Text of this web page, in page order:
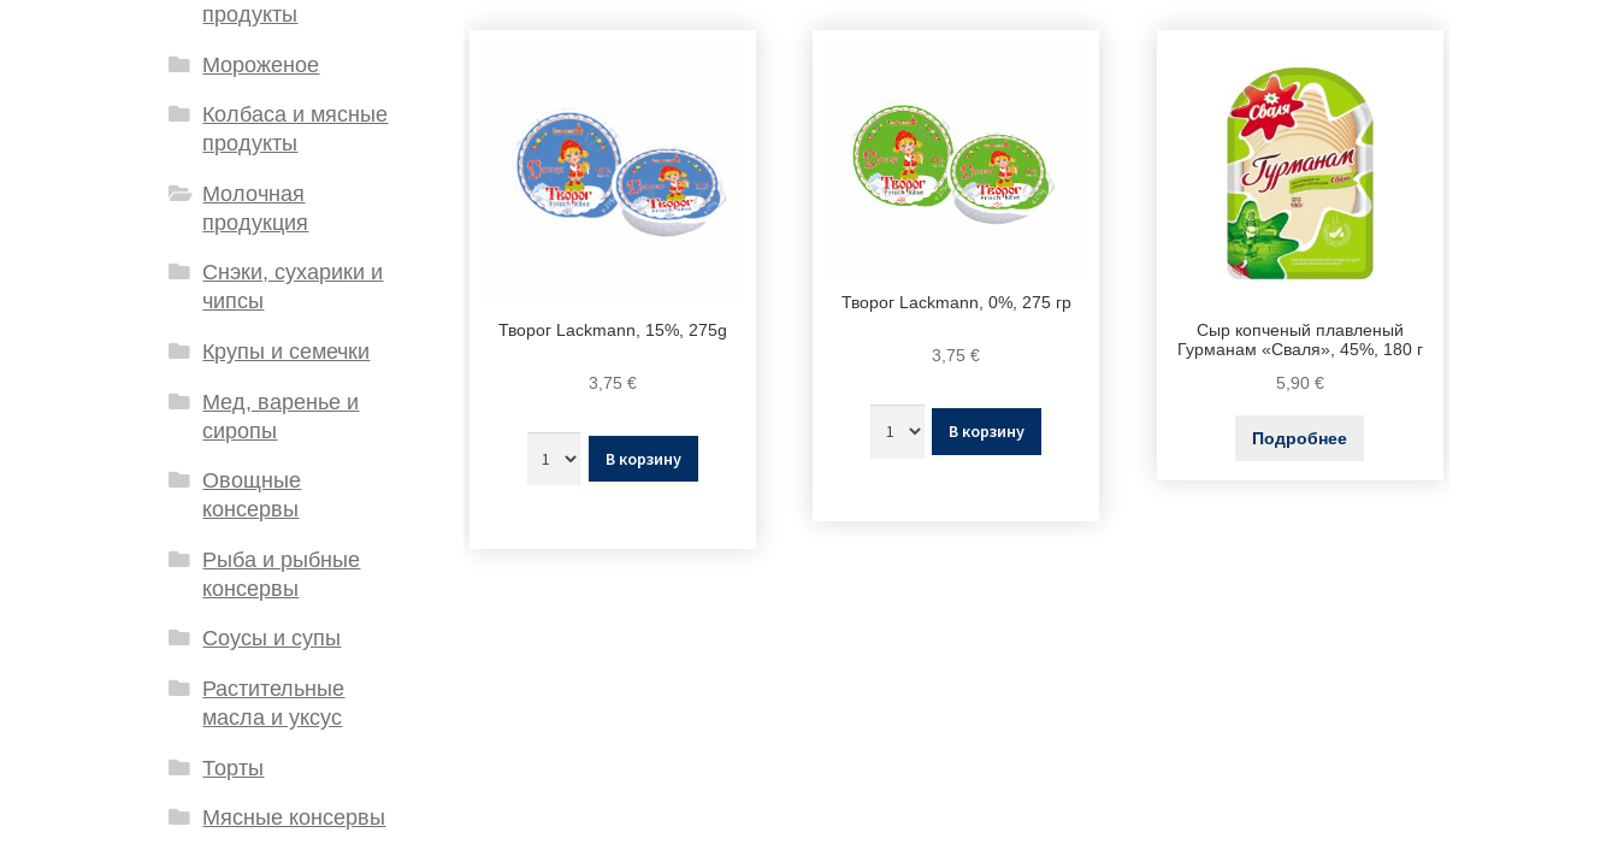
Творог Lackmann, 15%, 275g
3,75 €
В корзину
Творог Lackmann, 0%, 275 гр
3,75€
В корзину
Сыр копченый плавленый
Гурманам «Сваля», 45%, 180 г
5,90 €
Подробнее
продукты
Мороженое
Колбаса и мясные
продукты
Молочная
продукция
Снэки, сухарики и
чипсы
Крупы и семечки
Мед, варенье и
сиропы
Овощные
консервы
Рыба и рыбные
консервы
Соусы и супы
Растительные
масла и уксус
Торты
Мясные консервы